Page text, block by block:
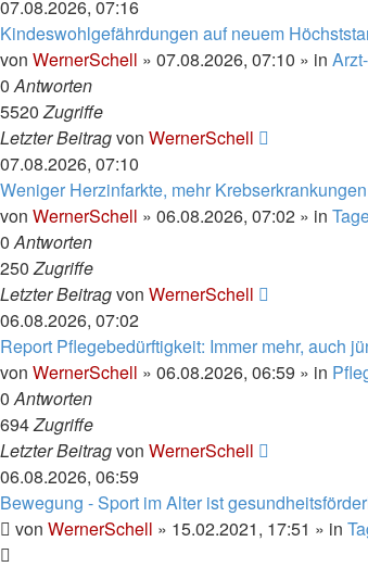
07.08.2026, 07:16
Kindeswohlgefährdungen auf neuem
von WernerSchell » 07.08.2026, 07:10 » in
0Antworten
5520Zugriffe
Letzter Beitragvon WernerSchell
07.08.2026, 07:10
Weniger Herzinfarkte, mehr
von WernerSchell » 06.08.2026, 07:02 » in
0Antworten
250Zugriffe
Letzter Beitragvon WernerSchell
06.08.2026, 07:02
Report Pflegebedürftigkeit: Immer mehr, auch
von WernerSchell » 06.08.2026, 06:59 » in
0Antworten
694Zugriffe
Letzter Beitragvon WernerSchell
06.08.2026, 06:59
Bewegung - Sport im Alter ist
von WernerSchell » 15.02.2021, 17:51 » in